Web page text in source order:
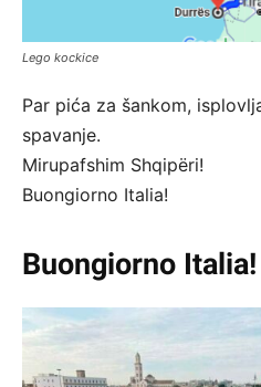
Lego kockice
Par pića za šankom,
spavanje.
Mirupafshim Shqipëri!
Buongiorno Italia!
Buongiorno Italia!